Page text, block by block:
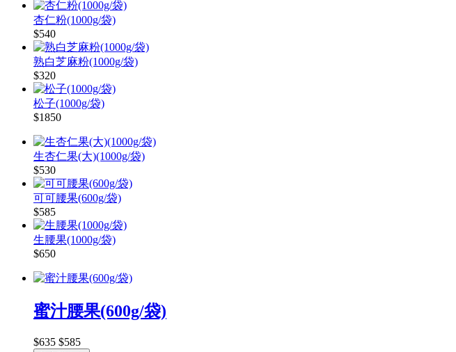
杏仁粉(1000g/袋)
$540
熟白芝麻粉(1000g/袋)
$320
松子(1000g/袋)
$1850
生杏仁果(大)(1000g/袋)
$530
可可腰果(600g/袋)
$585
生腰果(1000g/袋)
$650
蜜汁腰果(600g/袋)
$635 $585